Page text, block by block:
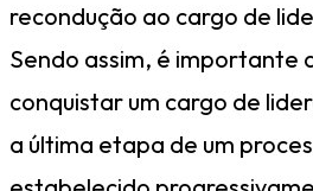
recondução ao cargo de
Sendo assim, é importante
conquistar um cargo de
a última etapa de um